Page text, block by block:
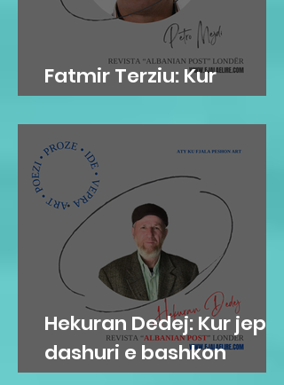
Fatmir Terziu: Kur
'arkivat' flasin…
Hekuran Dedej: Kur jep
dashuri e bashkon